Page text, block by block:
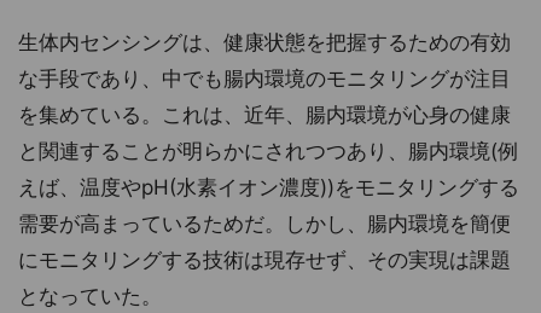
生体内センシングは、健康状態を把握するための有効
な手段であり、中でも腸内環境のモニタリングが注目
を集めている。これは、近年、腸内環境が心身の健康
と関連することが明らかにされつつあり、腸内環境(例
えば、温度やpH(水素イオン濃度))をモニタリングする
需要が高まっているためだ。しかし、腸内環境を簡便
にモニタリングする技術は現存せず、その実現は課題
となっていた。